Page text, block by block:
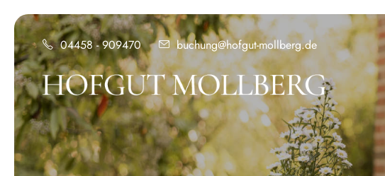
04458 - 909470 buchung@hofgut-mollberg.de